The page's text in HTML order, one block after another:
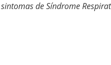
de Síndrome